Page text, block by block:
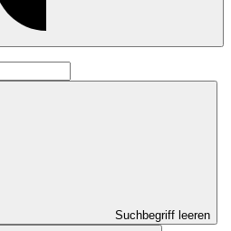
Suchbegriff leeren